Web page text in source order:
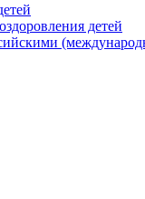
детей